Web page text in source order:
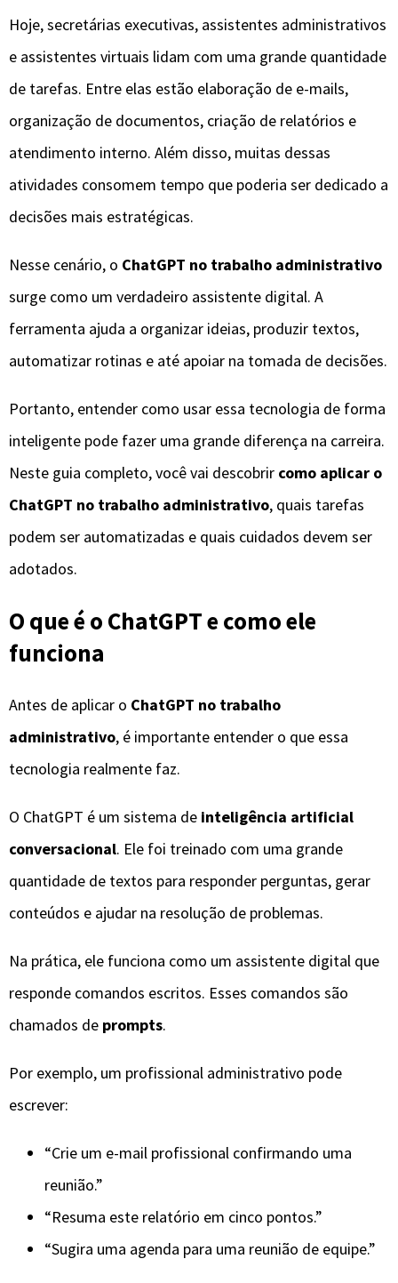
Hoje, secretárias executivas, assistentes administrativos
e assistentes virtuais lidam com uma grande quantidade
de tarefas. Entre elas estão elaboração de e-mails,
organização de documentos, criação de relatórios e
atendimento interno. Além disso, muitas dessas
atividades consomem tempo que poderia ser dedicado a
decisões mais estratégicas.
Nesse cenário, o ChatGPT no trabalho administrativo
surge como um verdadeiro assistente digital. A
ferramenta ajuda a organizar ideias, produzir textos,
automatizar rotinas e até apoiar na tomada de decisões.
Portanto, entender como usar essa tecnologia de forma
inteligente pode fazer uma grande diferença na carreira.
Neste guia completo, você vai descobrir como aplicar o
ChatGPT no trabalho administrativo, quais tarefas
podem ser automatizadas e quais cuidados devem ser
adotados.
O que é o ChatGPT e como ele
funciona
Antes de aplicar o ChatGPT no trabalho
administrativo, é importante entender o que essa
tecnologia realmente faz.
O ChatGPT é um sistema de inteligência artificial
conversacional. Ele foi treinado com uma grande
quantidade de textos para responder perguntas, gerar
conteúdos e ajudar na resolução de problemas.
Na prática, ele funciona como um assistente digital que
responde comandos escritos. Esses comandos são
chamados de prompts.
Por exemplo, um profissional administrativo pode
escrever:
“Crie um e-mail profissional confirmando uma
reunião.”
“Resuma este relatório em cinco pontos.”
“Sugira uma agenda para uma reunião de equipe.”